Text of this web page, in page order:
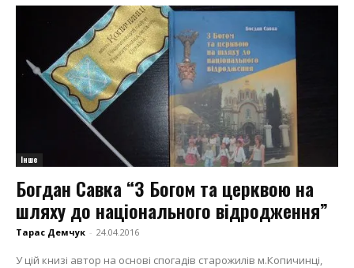
Інше
Богдан Савка “З Богом та церквою на
шляху до національного відродження”
Тарас Демчук - 24.04.2016
У цій книзі автор на основі спогадів старожилів м.Копичинці,